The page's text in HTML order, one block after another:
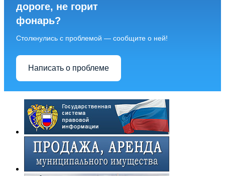
дороге, не горит
фонарь?
Столкнулись с проблемой — сообщите о ней!
Написать о проблеме